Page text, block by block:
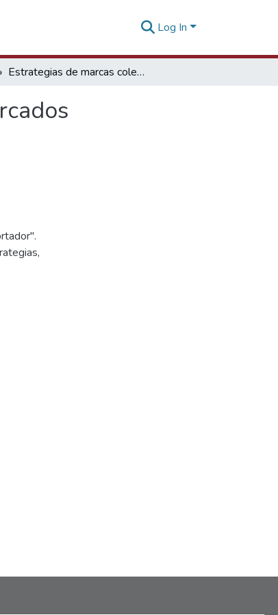
Log In
Estrategias de marcas colectivas para el ingreso a mercados internacionales [25 de febrero de 2015]